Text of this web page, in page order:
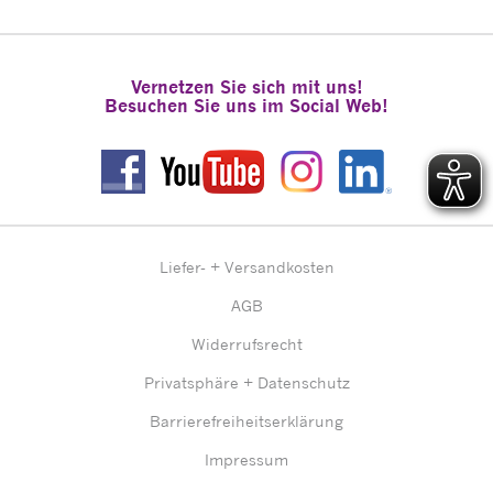
Vernetzen Sie sich mit uns!
Besuchen Sie uns im Social Web!
Liefer- + Versandkosten
AGB
Widerrufsrecht
Privatsphäre + Datenschutz
Barrierefreiheitserklärung
Impressum